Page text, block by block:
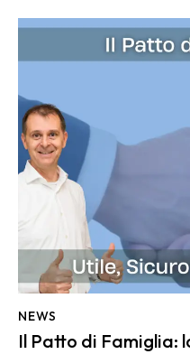
NEWS
Il Patto di Famiglia: